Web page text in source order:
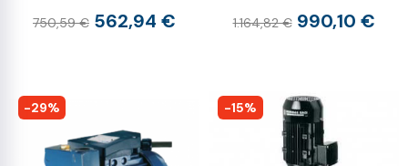
750,59 € 562,94 € 1.164,82 € 990,10 €
-29% -15%